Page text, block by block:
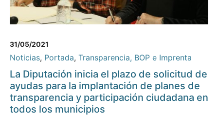
31/05/2021
Noticias, Portada, Transparencia, BOP e Imprenta
La Diputación inicia el plazo de solicitud de
ayudas para la implantación de planes de
transparencia y participación ciudadana en
todos los municipios